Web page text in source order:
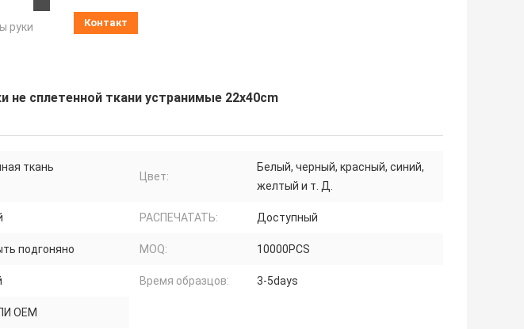
руки
Контакт
не сплетенной ткани устранимые 22x40cm
ткань
Цвет:
Белый, черный, красный, синий,
желтый и т. Д.
РАСПЕЧАТАТЬ: Доступный
подгоняно MOQ: 10000PCS
Время образцов: 3-5days
OEM